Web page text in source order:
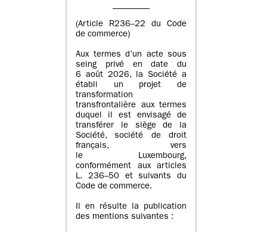
(Article R236–22 du Code
de commerce)
Aux termes d’un acte sous
seing privé en date du
6 août 2026, la Société a
établi un projet de
transformation
transfrontalière aux termes
duquel il est envisagé de
transférer le siège de la
Société, société de droit
français, vers
le Luxembourg,
conformément aux articles
L. 236–50 et suivants du
Code de commerce.
Il en résulte la publication
des mentions suivantes :